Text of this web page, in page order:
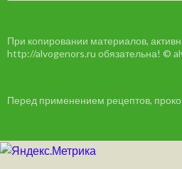
а
и
:
При копировании материалов,
http://alvogenors.ru обязательна! ©
Перед применением рецептов,